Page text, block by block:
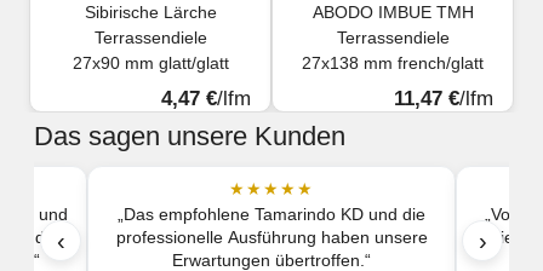
Sibirische Lärche
Terrassendiele
27x90 mm glatt/glatt
4,47 €/lfm
ABODO IMBUE TMH
Terrassendiele
27x138 mm french/glatt
11,47 €/lfm
Das sagen unsere Kunden
‹
und
★★★★★
„Das empfohlene Tamarindo KD und die
professionelle Ausführung haben unsere
Erwartungen übertroffen.“
„Von
die
›